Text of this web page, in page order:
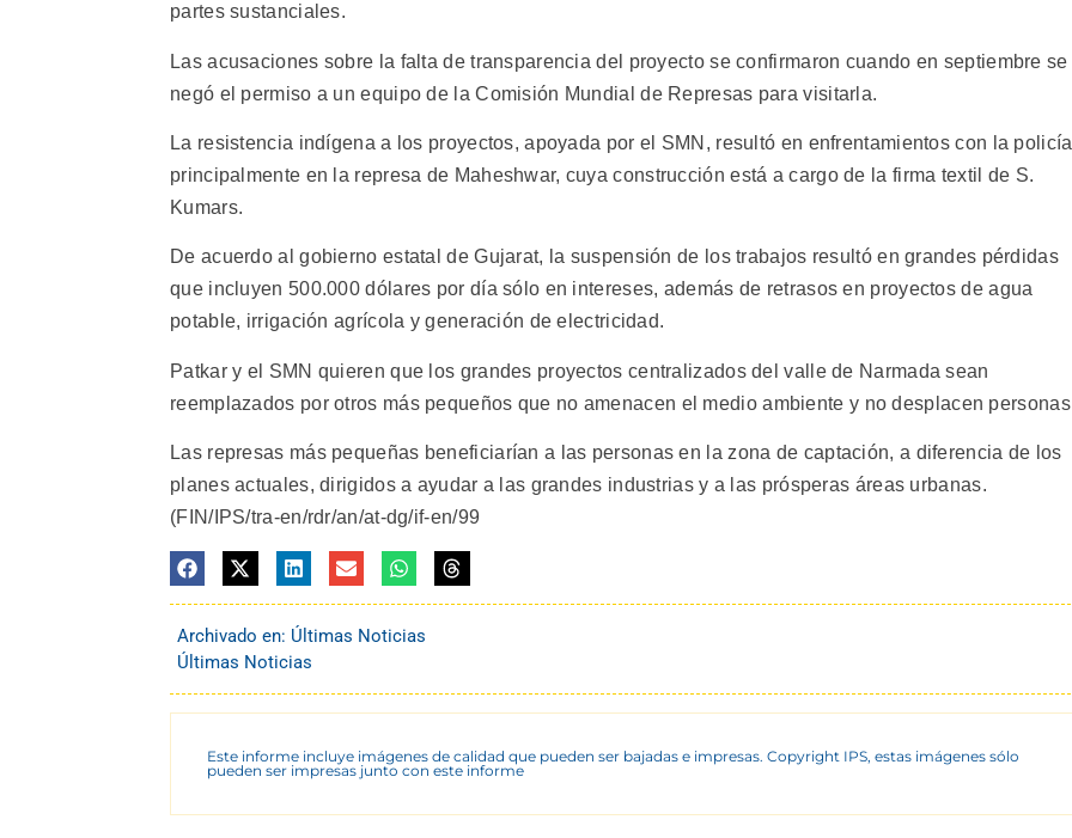
partes sustanciales.
Las acusaciones sobre la falta de transparencia del proyecto se confirmaron cuando en septiembre se
negó el permiso a un equipo de la Comisión Mundial de Represas para visitarla.
La resistencia indígena a los proyectos, apoyada por el SMN, resultó en enfrentamientos con la
principalmente en la represa de Maheshwar, cuya construcción está a cargo de la firma textil de S.
Kumars.
De acuerdo al gobierno estatal de Gujarat, la suspensión de los trabajos resultó en grandes pérdidas
que incluyen 500.000 dólares por día sólo en intereses, además de retrasos en proyectos de agua
potable, irrigación agrícola y generación de electricidad.
Patkar y el SMN quieren que los grandes proyectos centralizados del valle de Narmada sean
reemplazados por otros más pequeños que no amenacen el medio ambiente y no desplacen
Las represas más pequeñas beneficiarían a las personas en la zona de captación, a diferencia de los
planes actuales, dirigidos a ayudar a las grandes industrias y a las prósperas áreas urbanas.
(FIN/IPS/tra-en/rdr/an/at-dg/if-en/99
Archivado en: Últimas Noticias
Últimas Noticias
Este informe incluye imágenes de calidad que pueden ser bajadas e impresas. Copyright IPS, estas imágenes sólo
pueden ser impresas junto con este informe